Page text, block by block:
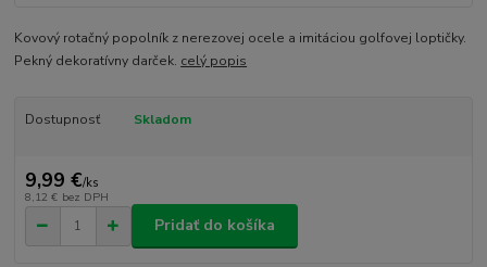
Kovový rotačný popolník z nerezovej ocele a imitáciou golfovej loptičky.
Pekný dekoratívny darček. celý popis
Dostupnosť Skladom
9,99 €/ks
8,12 € bez DPH
Pridať do košíka